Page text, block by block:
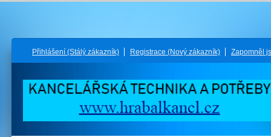
Přihlášení (Stálý zákazník) Registrace (Nový zákazník) Zapomněl